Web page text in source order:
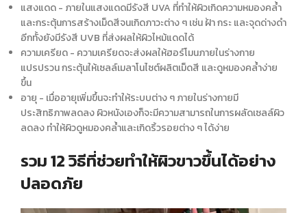
แสงแดด - ภายในแสงแดดมีรังสี UVA ที่ทำให้ผิวเกิดความหมองคล้ำ
และกระตุ้นการสร้างเม็ดสีจนเกิดภาวะต่าง ๆ เช่น ฝ้า กระ และจุดด่างดำ
อีกทั้งยังมีรังสี UVB ที่ส่งผลให้ผิวไหม้แดดได้
ความเครียด - ความเครียดจะส่งผลให้ฮอร์โมนภายในร่างกาย
แปรปรวน กระตุ้นให้เซลล์เมลาโนไซต์ผลิตเม็ดสี และดูหมองคล้ำง่าย
ขึ้น
อายุ - เมื่ออายุเพิ่มขึ้นจะทำให้ระบบต่าง ๆ ภายในร่างกายมี
ประสิทธิภาพลดลง ผิวหนังเองก็จะมีความสามารถในการผลัดเซลล์ผิว
ลดลง ทำให้ผิวดูหมองคล้ำและเกิดริ้วรอยต่าง ๆ ได้ง่าย
รวม 12 วิธีที่ช่วยทำให้ผิวขาวขึ้นได้อย่าง
ปลอดภัย